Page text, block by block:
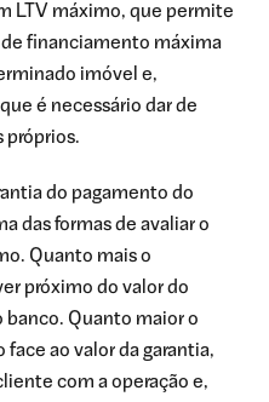
LTV máximo, que permite
financiamento máxima
imóvel e,
é necessário dar de
próprios.
do pagamento do
das formas de avaliar o
Quanto mais o
próximo do valor do
banco. Quanto maior o
ao valor da garantia,
com a operação e,